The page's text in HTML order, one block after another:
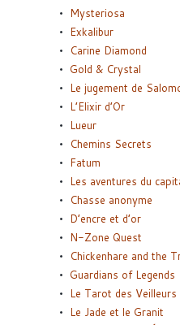
Mysteriosa
Exkalibur
Carine Diamond
Gold & Crystal
Le jugement de
L’Elixir d’Or
Lueur
Chemins Secrets
Fatum
Les aventures du
Chasse anonyme
D’encre et d’or
N-Zone Quest
Chickenhare and the
Guardians of Legends
Le Tarot des Veilleurs
Le Jade et le Granit